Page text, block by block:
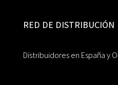
RED DE DISTRIBUCIÓN
Distribuidores en España y